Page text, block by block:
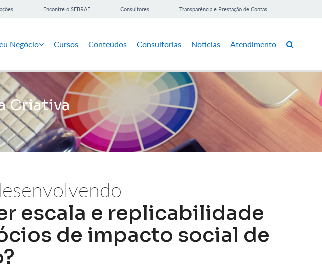
Encontre o SEBRAE Consultores Transparência e Prestação de Contas
Negócio Cursos Conteúdos Consultorias Notícias Atendimento
Criativa
escala e replicabilidade
de impacto social de